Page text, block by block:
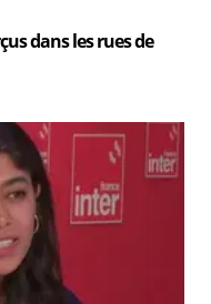
dans les rues de